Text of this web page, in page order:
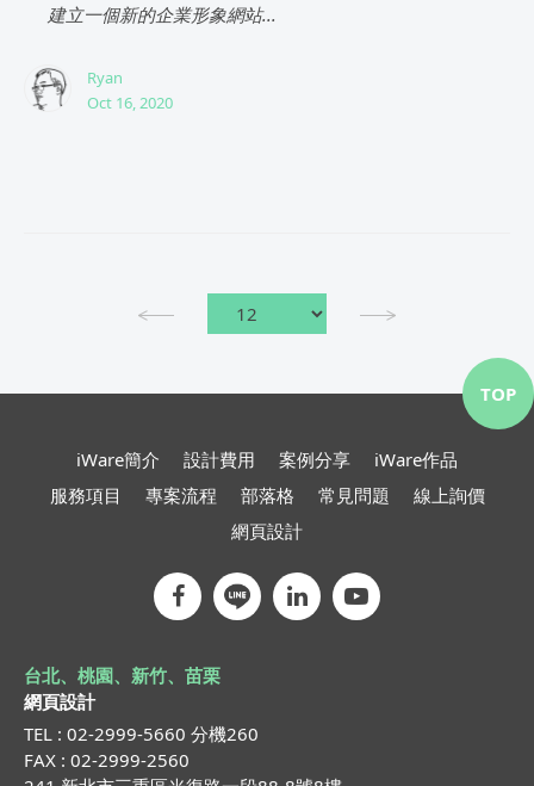
建立一個新的企業形象網站...
Ryan
Oct 16, 2020
iWare簡介 設計費用 案例分享
iWare作品
服務項目
專案流程 部落格 常見問題
線上詢價
網頁設計
台北、桃園、新竹、苗栗
網頁設計
TEL : 02-2999-5660 分機260
FAX : 02-2999-2560
TOP